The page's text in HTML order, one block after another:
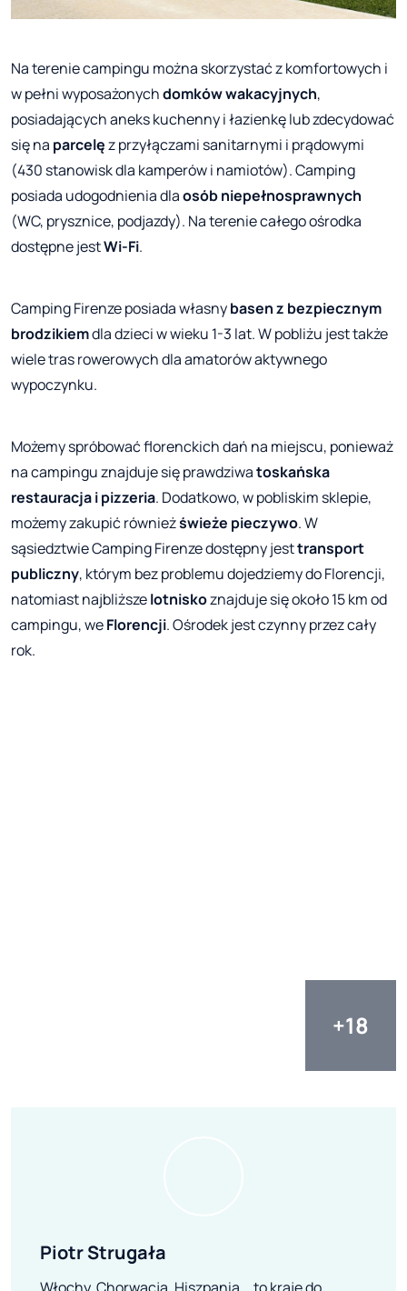
Na terenie campingu można skorzystać z komfortowych i
w pełni wyposażonychdomków wakacyjnych,
posiadających aneks kuchenny i łazienkę lub zdecydować
się na parcelęz przyłączami sanitarnymi i prądowymi
(430 stanowisk dla kamperów i namiotów). Camping
posiada udogodnienia dlaosób niepełnosprawnych
(WC, prysznice, podjazdy). Na terenie całego ośrodka
dostępne jestWi-Fi.
Camping Firenze posiada własnybasen z bezpiecznym
brodzikiemdla dzieci w wieku 1-3 lat. W pobliżu jest także
wiele tras rowerowych dla amatorów aktywnego
wypoczynku.
Możemy spróbować florenckich dań na miejscu, ponieważ
na campingu znajduje się prawdziwatoskańska
restauracja i pizzeria. Dodatkowo, w pobliskim sklepie,
możemy zakupić równieżświeże pieczywo. W
sąsiedztwie Camping Firenze dostępny jesttransport
publiczny, którym bez problemu dojedziemy do Florencji,
natomiast najbliższelotniskoznajduje się około 15 km od
campingu, weFlorencji. Ośrodek jest czynny przez cały
rok.
Piotr Strugała